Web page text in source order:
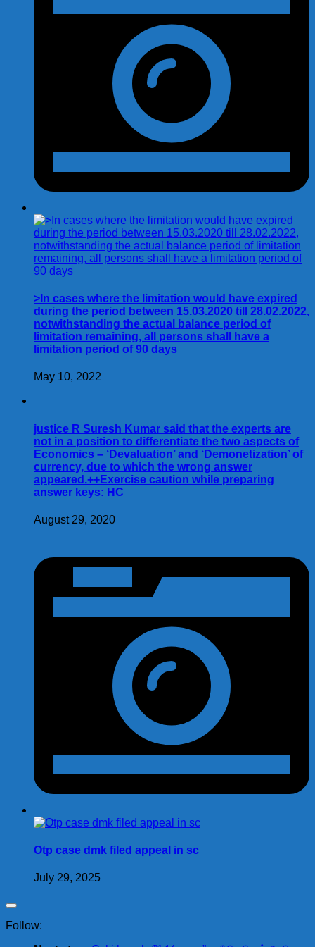
>In cases where the limitation would have expired
during the period between 15.03.2020 till 28.02.2022,
notwithstanding the actual balance period of
limitation remaining, all persons shall have a
limitation period of 90 days
May 10, 2022
justice R Suresh Kumar said that the experts are
not in a position to differentiate the two aspects of
Economics – ‘Devaluation’ and ‘Demonetization’ of
currency, due to which the wrong answer
appeared.++Exercise caution while preparing
answer keys: HC
August 29, 2020
Otp case dmk filed appeal in sc
July 29, 2025
Follow: